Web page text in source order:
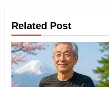
Related Post